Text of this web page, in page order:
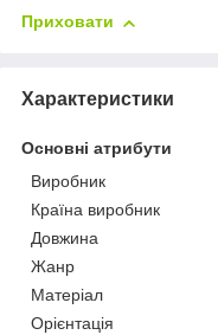
Приховати
Характеристики
Основні атрибути
Виробник
Країна виробник
Довжина
Жанр
Матеріал
Орієнтація